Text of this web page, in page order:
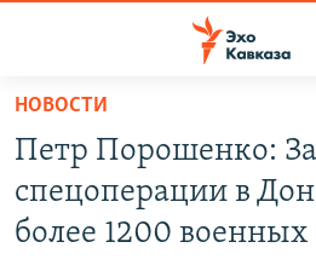
Вернуться
основному
содержанию
Вернутся
ТБИЛИСИ
СУХУМИ
НОВОСТИ
Петр Порошенко:
спецоперации в
более 1200 военных